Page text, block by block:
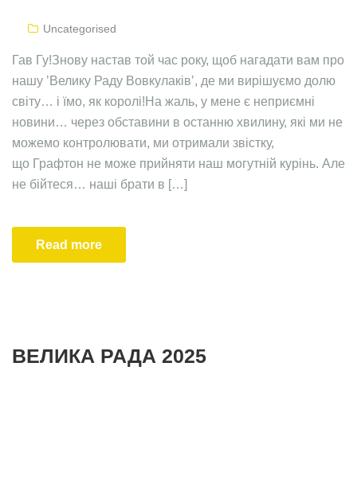
Uncategorised
Гав Гу!Знову настав той час року, щоб нагадати вам про
нашу ʼВелику Раду Вовкулаківʼ, де ми вирішуємо долю
світу… і їмо, як королі!На жаль, у мене є неприємні
новини… через обставини в останню хвилину, які ми не
можемо контролювати, ми отримали звістку,
що Графтон не може прийняти наш могутній курінь. Але
не бійтеся… наші брати в […]
Read more
ВЕЛИКА РАДА 2025